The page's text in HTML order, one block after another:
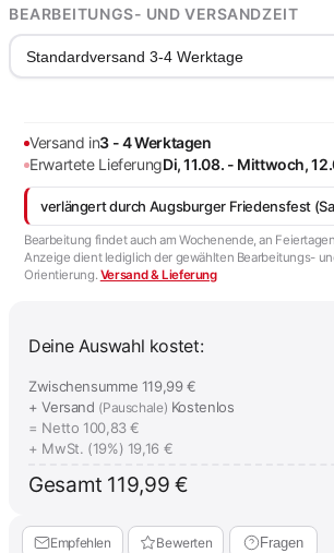
BEARBEITUNGS- UND VERSANDZEIT
Standardversand 3-4 Werktage
Versand in3 - 4 Werktagen
Erwartete LieferungDi, 11.08. - Mittwoch,
verlängert durch Augsburger Friedensfest
Bearbeitung findet auch am Wochenende, an
Anzeige dient lediglich der gewählten Bearbeitungs-
Orientierung. Versand & Lieferung
Deine Auswahl kostet:
Zwischensumme 119,99 €
+ Versand (Pauschale) Kostenlos
= Netto 100,83 €
+ MwSt. (19%) 19,16 €
Gesamt 119,99 €
Empfehlen Bewerten Fragen